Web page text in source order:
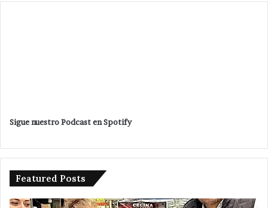
Sigue nuestro Podcast en Spotify
Featured Posts
Pone